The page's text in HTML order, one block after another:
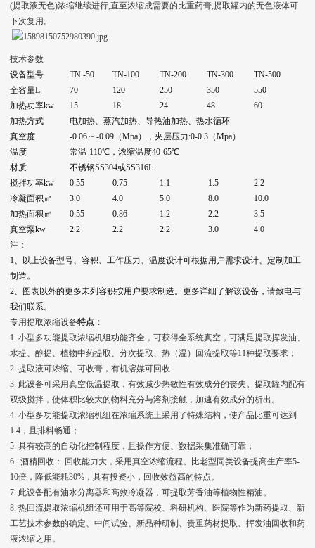
(提取液无色)浓缩继续进行,直至浓缩成需要的比重药膏,提取罐内的无色液体可
下次复用。
技术参数
设备型号
TN -50 TN-100 TN-200 TN-300
TN-500
全容量L
70 120 250 350
550
加热功率kw
15 18 24 48
60
加热方式
电加热、蒸汽加热、导热油加热、热水循环
真空度
-0.06 ~ -0.09（Mpa），夹层压力:0-0.3（Mpa）
温度
常温-110℃，浓缩温度40-65℃
材质
不锈钢SS304或SS316L
搅拌功率kw
0.55 0.75 1.1 1.5
2.2
冷凝面积㎡
3.0 4.0 5.0 8.0
10.0
加热面积㎡
0.55 0.86 1.2 2.2
3.5
真空泵kw
2.2 2.2 2.2 3.0
4.0
注：
1、以上设备型号、容积、工作压力、温度设计可根据用户需求设计、定制加工
制造。
2、图表以外的更多未列容积按用户要求制造。更多详细了解该设备，请致电与
我们联系。
专用提取浓缩设备特点：
1. 小型多功能提取浓缩机组功能齐全，可获得全系统真空，可满足提取挥发油、
水提、醇提、植物中药提取、分次提取、热（温）回流提取等11种提取要求；
2. 提取液可浓缩、可收膏，有机溶媒可回收
3. 此设备可采用真空低温提取，有效减少热敏性有效成分的丧失。提取罐内配有
双级搅拌，使体积比较大的物料充分与溶剂接触，加速有效成分的析出。
4. 小型多功能提取浓缩机组在浓缩系统上采用了特殊结构，使产品比重可达到
1.4，且排料畅通；
5. 具有较高的自动化控制程度，且操作方便、数据采集准确可靠；
6. 酒精回收： 回收能力大，采用真空浓缩流程。比老型同类设备提高生产率5-
10倍，降低能耗30%，具有投资小，回收效益高的特点。
7. 此设备配有油水分离器和高效冷凝器，可提取芳香油等植物性精油。
8. 热回流提取浓缩机组还可用于高等院校、科研机构、医院等作为新药提取、新
工艺技术参数的确定、中间试验、新品种研制、贵重药材提取、挥发油回收和药
液浓缩之用。